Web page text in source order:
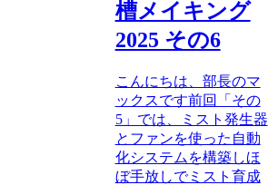
槽メイキング
2025 その6
こんにちは、部長のマ
ックスです前回「その
5」では、ミスト発生器
とファンを使った自動
化システムを構築しほ
ぼ手放しでミスト育成